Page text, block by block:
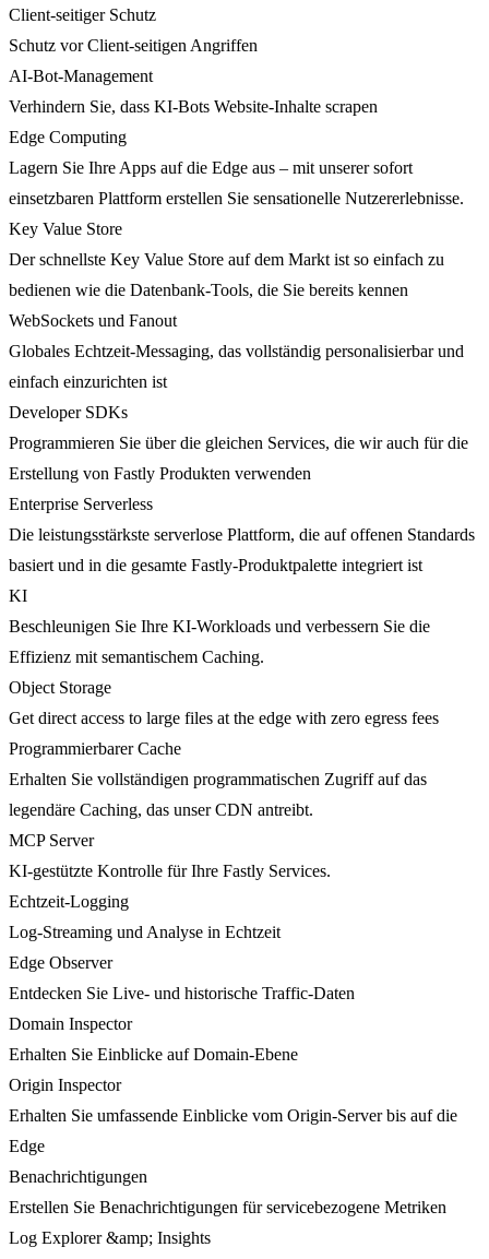
Client-seitiger Schutz
Schutz vor Client-seitigen Angriffen
AI-Bot-Management
Verhindern Sie, dass KI-Bots Website-Inhalte scrapen
Edge Computing
Lagern Sie Ihre Apps auf die Edge aus – mit unserer sofort
einsetzbaren Plattform erstellen Sie sensationelle Nutzererlebnisse.
Key Value Store
Der schnellste Key Value Store auf dem Markt ist so einfach zu
bedienen wie die Datenbank-Tools, die Sie bereits kennen
WebSockets und Fanout
Globales Echtzeit-Messaging, das vollständig personalisierbar und
einfach einzurichten ist
Developer SDKs
Programmieren Sie über die gleichen Services, die wir auch für die
Erstellung von Fastly Produkten verwenden
Enterprise Serverless
Die leistungsstärkste serverlose Plattform, die auf offenen Standards
basiert und in die gesamte Fastly-Produktpalette integriert ist
KI
Beschleunigen Sie Ihre KI-Workloads und verbessern Sie die
Effizienz mit semantischem Caching.
Object Storage
Get direct access to large files at the edge with zero egress fees
Programmierbarer Cache
Erhalten Sie vollständigen programmatischen Zugriff auf das
legendäre Caching, das unser CDN antreibt.
MCP Server
KI-gestützte Kontrolle für Ihre Fastly Services.
Echtzeit-Logging
Log-Streaming und Analyse in Echtzeit
Edge Observer
Entdecken Sie Live- und historische Traffic-Daten
Domain Inspector
Erhalten Sie Einblicke auf Domain-Ebene
Origin Inspector
Erhalten Sie umfassende Einblicke vom Origin-Server bis auf die
Edge
Benachrichtigungen
Erstellen Sie Benachrichtigungen für servicebezogene Metriken
Log Explorer &amp; Insights